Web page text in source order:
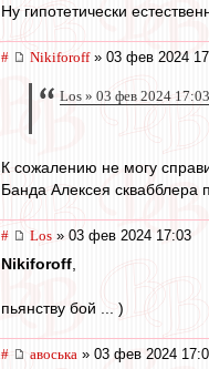
Ну гипотетически
# Nikiforoff» 03 фев 2024
Los » 03 фев 2024 17:03
К сожалению не могу
Банда Алексея сквабблера
# Los » 03 фев 2024 17:03
Nikiforoff,
пьянству бой ... )
# авоська » 03 фев 2024